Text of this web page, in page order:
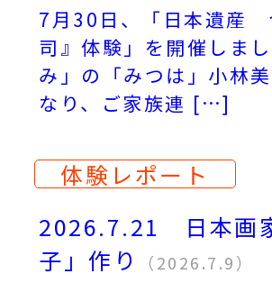
7月30日、「日本遺産
司』体験」を開催しま
み」の「みつは」小林
なり、ご家族連 […]
体験レポート
2026.7.21 日本画
子」作り
（2026.7.9）